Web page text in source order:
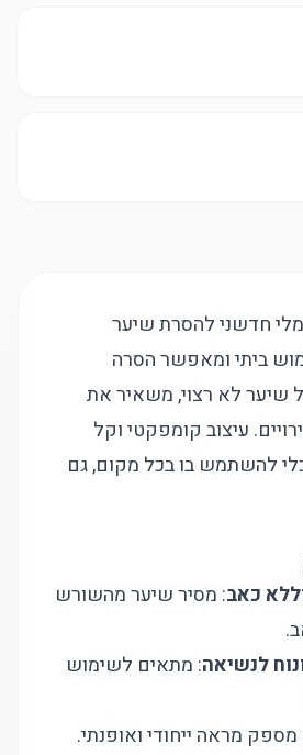
חדשני להסרת שיער
ביתי ומאפשר הסרה
שיער לא רצוי, משאיר את
עיצוב קומפקטי וקל
להשתמש בו בכל מקום, גם
כאב: מסיר שיער מהשורש
לנשיאה: מתאים לשימוש
מספק מראה ייחודי ואופנתי.